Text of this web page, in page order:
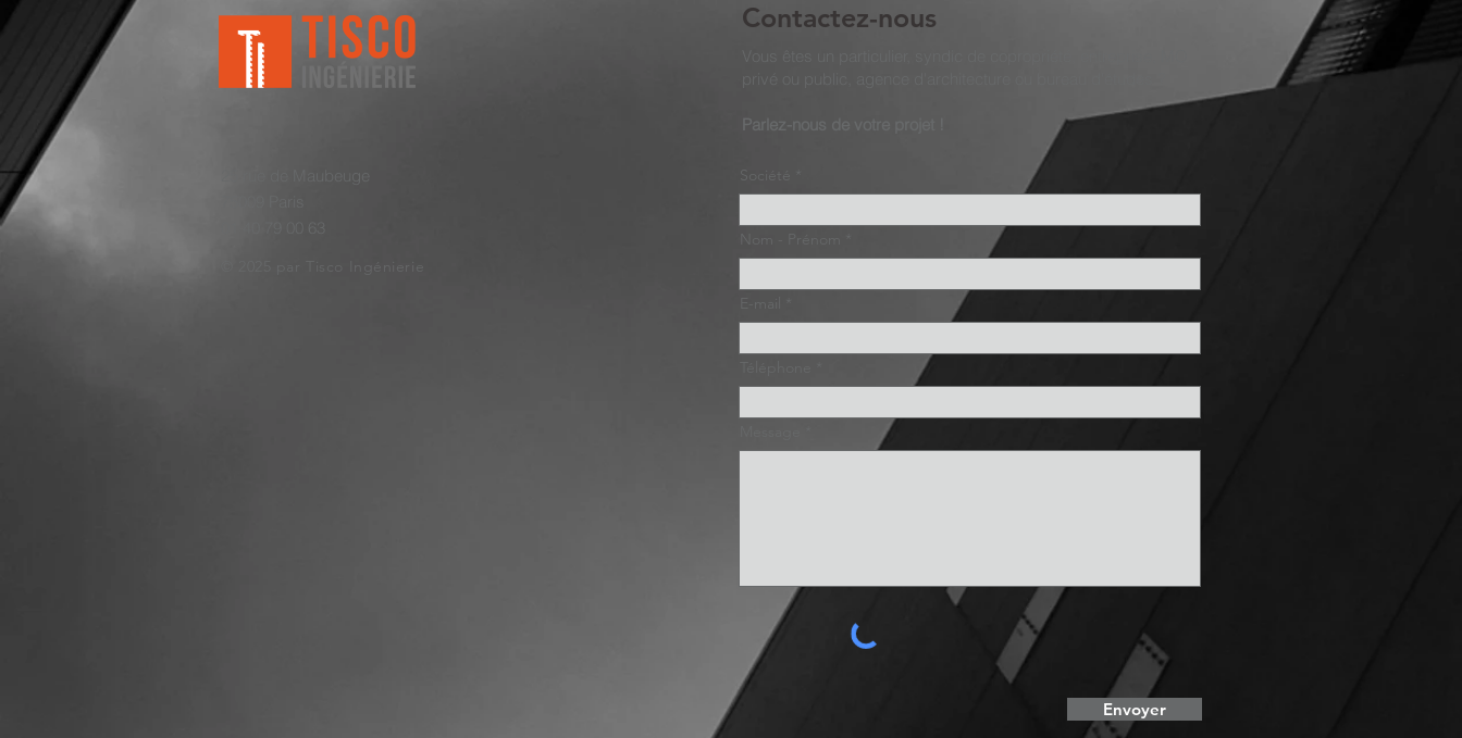
© 2025 par Tisco Ingénierie
Contactez-nous
Parlez-nous de votre projet !
Société
Envoyer